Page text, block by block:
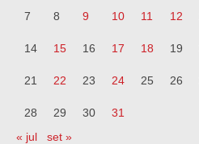
7 8 9 10 11 12
14 15 16 17 18 19
21 22 23 24 25 26
28 29 30
31
« jul
set »